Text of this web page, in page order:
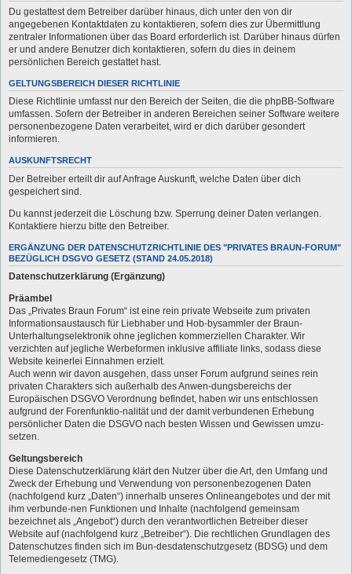
Du gestattest dem Betreiber darüber hinaus, dich unter den von dir
angegebenen Kontaktdaten zu kontaktieren, sofern dies zur Übermittlung
zentraler Informationen über das Board erforderlich ist. Darüber hinaus dürfen
er und andere Benutzer dich kontaktieren, sofern du dies in deinem
persönlichen Bereich gestattet hast.
GELTUNGSBEREICH DIESER RICHTLINIE
Diese Richtlinie umfasst nur den Bereich der Seiten, die die phpBB-Software
umfassen. Sofern der Betreiber in anderen Bereichen seiner Software weitere
personenbezogene Daten verarbeitet, wird er dich darüber gesondert
informieren.
AUSKUNFTSRECHT
Der Betreiber erteilt dir auf Anfrage Auskunft, welche Daten über dich
gespeichert sind.
Du kannst jederzeit die Löschung bzw. Sperrung deiner Daten verlangen.
Kontaktiere hierzu bitte den Betreiber.
ERGÄNZUNG DER DATENSCHUTZRICHTLINIE DES "PRIVATES BRAUN-FORUM"
BEZÜGLICH DSGVO GESETZ (STAND 24.05.2018)
Datenschutzerklärung (Ergänzung)
Präambel
Das „Privates Braun Forum“ ist eine rein private Webseite zum privaten
Informationsaustausch für Liebhaber und Hob-bysammler der Braun-
Unterhaltungselektronik ohne jeglichen kommerziellen Charakter. Wir
verzichten auf jegliche Werbeformen inklusive affiliate links, sodass diese
Website keinerlei Einnahmen erzielt.
Auch wenn wir davon ausgehen, dass unser Forum aufgrund seines rein
privaten Charakters sich außerhalb des Anwen-dungsbereichs der
Europäischen DSGVO Verordnung befindet, haben wir uns entschlossen
aufgrund der Forenfunktio-nalität und der damit verbundenen Erhebung
persönlicher Daten die DSGVO nach besten Wissen und Gewissen umzu-
setzen.
Geltungsbereich
Diese Datenschutzerklärung klärt den Nutzer über die Art, den Umfang und
Zweck der Erhebung und Verwendung von personenbezogenen Daten
(nachfolgend kurz „Daten“) innerhalb unseres Onlineangebotes und der mit
ihm verbunde-nen Funktionen und Inhalte (nachfolgend gemeinsam
bezeichnet als „Angebot“) durch den verantwortlichen Betreiber dieser
Website auf (nachfolgend kurz „Betreiber“). Die rechtlichen Grundlagen des
Datenschutzes finden sich im Bun-desdatenschutzgesetz (BDSG) und dem
Telemediengesetz (TMG).